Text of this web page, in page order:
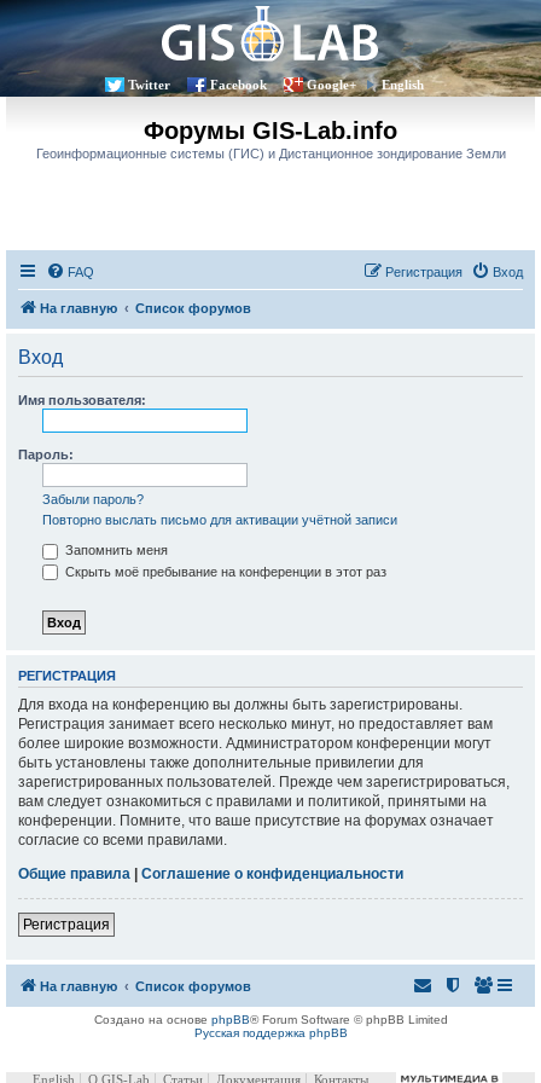
Twitter Facebook Google+ English
Форумы GIS-Lab.info
Геоинформационные системы (ГИС) и Дистанционное зондирование Земли
FAQ Вход
Регистрация
На главную Список форумов
Вход
Имя пользователя:
Пароль:
Забыли пароль?
Повторно выслать письмо для активации учётной записи
Запомнить меня
Скрыть моё пребывание на конференции в этот раз
РЕГИСТРАЦИЯ
Для входа на конференцию вы должны быть зарегистрированы.
Регистрация занимает всего несколько минут, но предоставляет вам
более широкие возможности. Администратором конференции могут
быть установлены также дополнительные привилегии для
зарегистрированных пользователей. Прежде чем зарегистрироваться,
вам следует ознакомиться с правилами и политикой, принятыми на
конференции. Помните, что ваше присутствие на форумах означает
согласие со всеми правилами.
Общие правила | Соглашение о конфиденциальности
Регистрация
На главную Список форумов
Создано на основе phpBB® Forum Software © phpBB Limited
Русская поддержка phpBB
English О GIS-Lab Статьи Документация Контакты